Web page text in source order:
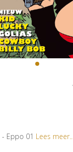
Eppo 01 Lees meer..